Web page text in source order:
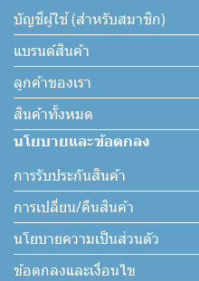
บัญชีผู้ใช้ (สำหรับสมาชิก)
แบรนด์สินค้า
ลูกค้าของเรา
สินค้าทั้งหมด
นโยบายและข้อตกลง
การรับประกันสินค้า
การเปลี่ยน/คืนสินค้า
นโยบายความเป็นส่วนตัว
ข้อตกลงและเงื่อนไข